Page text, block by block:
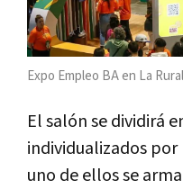
Expo Empleo BA en La
El salón se dividirá
individualizados por
uno de ellos se